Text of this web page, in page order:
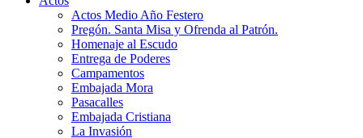
Actos Medio Año Festero
Pregón. Santa Misa y Ofrenda al Patrón.
Homenaje al Escudo
Entrega de Poderes
Campamentos
Embajada Mora
Pasacalles
Embajada Cristiana
La Invasión